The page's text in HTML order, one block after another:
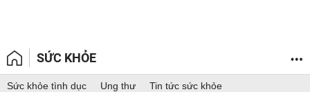
SỨC KHỎE
Sức khỏe tình dục Ung thư Tin tức sức khỏe